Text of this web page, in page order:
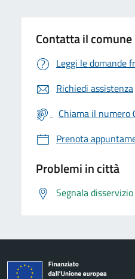
Contatta il comune
Leggi le domande
Richiedi assistenza
Chiama il
Prenota
Problemi in città
Segnala disservizio